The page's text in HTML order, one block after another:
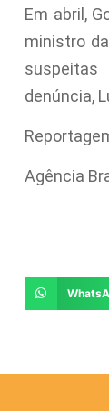
Em abril,
ministro
denúncia,
Agência